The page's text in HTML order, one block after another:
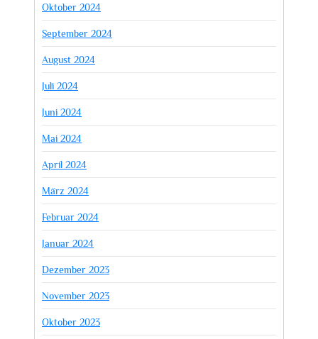
Oktober 2024
September 2024
August 2024
Juli 2024
Juni 2024
Mai 2024
April 2024
März 2024
Februar 2024
Januar 2024
Dezember 2023
November 2023
Oktober 2023